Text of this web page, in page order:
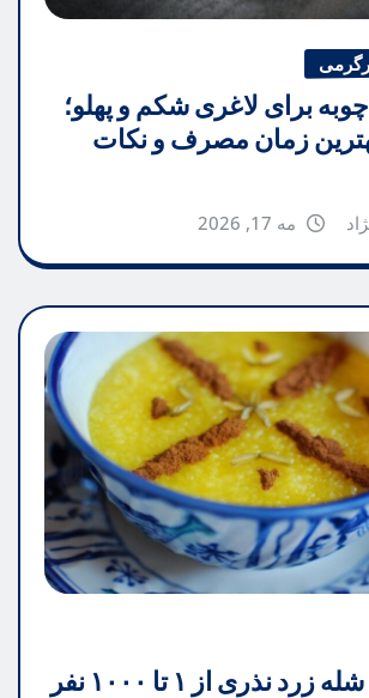
برای لاغری شکم و پهلو؛
زمان مصرف و نکات
مه 17, 2026
دستور پخت شله زرد نذری از ۱ تا ۱۰۰۰ نفر